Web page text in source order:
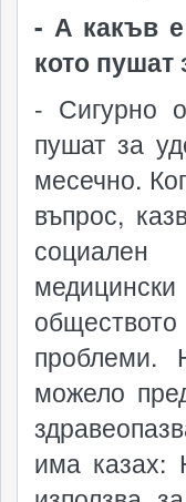
- А какъв е
кото пушат
- Сигурно
пушат за
месечно.
въпрос,
проблеми.
можело
има казах: